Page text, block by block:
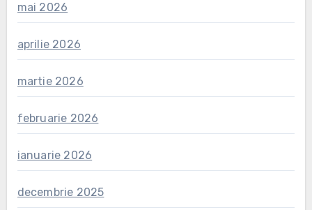
mai 2026
aprilie 2026
martie 2026
februarie 2026
ianuarie 2026
decembrie 2025